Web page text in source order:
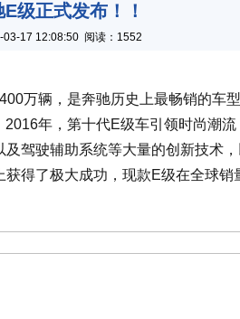
级正式发布！！
03-17 12:08:50 阅读：1552
万辆，是奔驰历史上最畅销的车
2016年，第十代E级车引领时尚潮
驾驶辅助系统等大量的创新技术
得了极大成功，现款E级在全球销